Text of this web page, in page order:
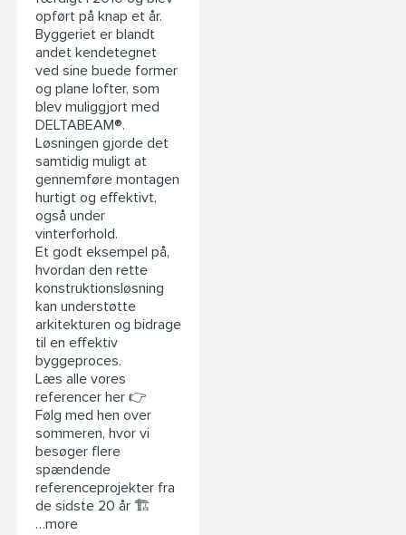
opført på knap et år.
Byggeriet er blandt
andet kendetegnet
ved sine buede former
og plane lofter, som
blev muliggjort med
DELTABEAM®.
Løsningen gjorde det
samtidig muligt at
gennemføre montagen
hurtigt og effektivt,
også under
vinterforhold.
Et godt eksempel på,
hvordan den rette
konstruktionsløsning
kan understøtte
arkitekturen og bidrage
til en effektiv
byggeproces.
Læs alle vores
referencer her 👉
Følg med hen over
sommeren, hvor vi
besøger flere
spændende
referenceprojekter fra
de sidste 20 år 🏗️
…more